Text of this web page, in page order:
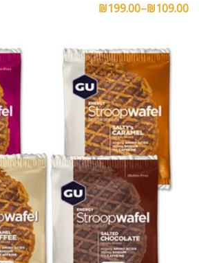
₪109.00
–
₪199.00